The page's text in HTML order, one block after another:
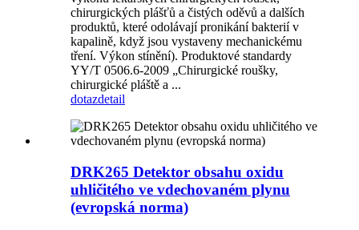
chirurgických plášťů a čistých oděvů a dalších
produktů, které odolávají pronikání bakterií v
kapalině, když jsou vystaveny mechanickému
tření. Výkon stínění). Produktové standardy
YY/T 0506.6-2009 „Chirurgické roušky,
chirurgické pláště a ...
dotazdetail
DRK265 Detektor obsahu oxidu
uhličitého ve vdechovaném plynu
(evropská norma)